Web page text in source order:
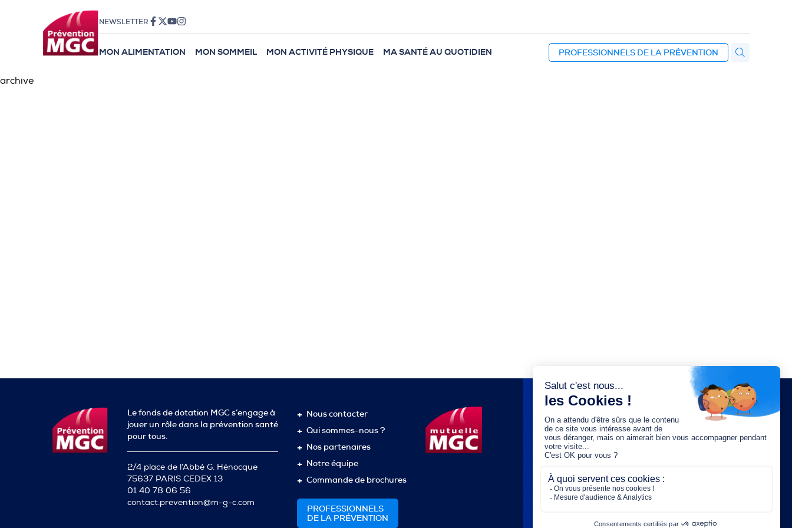
NEWSLETTER
MON ALIMENTATION MON SOMMEIL MON ACTIVITÉ PHYSIQUE MA SANTÉ AU QUOTIDIEN PROFESSIONNELS DE LA PRÉVENTION
archive
Le fonds de dotation MGC s’engage à
jouer un rôle dans la prévention santé
pour tous.
2/4 place de l’Abbé G. Hénocque
75637 PARIS CEDEX 13
01 40 78 06 56
contact.prevention@m-g-c.com
Nous contacter
Qui sommes-nous ?
Nos partenaires
Notre équipe
Commande de brochures
PROFESSIONNELS
DE LA PRÉVENTION
Saisissez votre adresse e-mail :
Rejoignez-nous :